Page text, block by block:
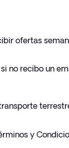
ofertas
no recibo un
y